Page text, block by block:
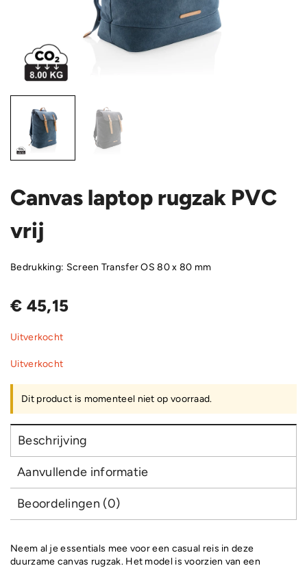
Canvas laptop rugzak PVC
vrij
Bedrukking: Screen Transfer OS 80 x 80 mm
€ 45,15
Uitverkocht
Uitverkocht
Dit product is momenteel niet op voorraad.
Beschrijving
Aanvullende informatie
Beoordelingen (0)
Neem al je essentials mee voor een casual reis in deze
duurzame canvas rugzak. Het model is voorzien van een